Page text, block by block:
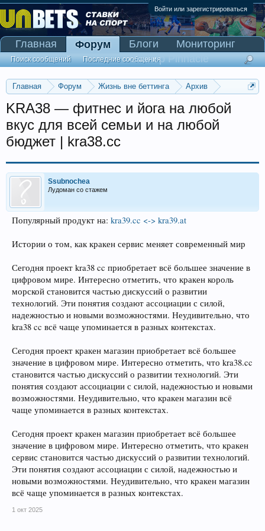
Войти или зарегистрироваться
Главная Форум Жизнь вне беттинга
Архив
Прогнозы на Олимпийские игры 2016
KRA38 — фитнес и йога на любой
вкус для всей семьи и на любой
бюджет | kra38.cc
Ssubnochea
Лудоман со стажем
Популярный продукт на: kra39.cc <-> kra39.at
Истории о том, как кракен сервис меняет современный мир
Сегодня проект kra38 cc приобретает всё большее значение в
цифровом мире. Интересно отметить, что кракен король
морской становится частью дискуссий о развитии
технологий. Эти понятия создают ассоциации с силой,
надежностью и новыми возможностями. Неудивительно, что
kra38 cc всё чаще упоминается в разных контекстах.
Сегодня проект кракен магазин приобретает всё большее
значение в цифровом мире. Интересно отметить, что kra38.cc
становится частью дискуссий о развитии технологий. Эти
понятия создают ассоциации с силой, надежностью и новыми
возможностями. Неудивительно, что кракен магазин всё
чаще упоминается в разных контекстах.
Сегодня проект кракен магазин приобретает всё большее
значение в цифровом мире. Интересно отметить, что кракен
сервис становится частью дискуссий о развитии технологий.
Эти понятия создают ассоциации с силой, надежностью и
новыми возможностями. Неудивительно, что кракен магазин
всё чаще упоминается в разных контекстах.
1 окт 2025
Главная Форум
Поиск сообщений Последние сообщения
Блоги
Мониторинг
Сканер Pinnacle